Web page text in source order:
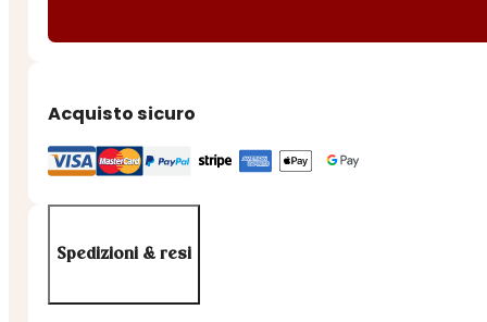
ALLA
Acquisto sicuro
Spedizioni & resi